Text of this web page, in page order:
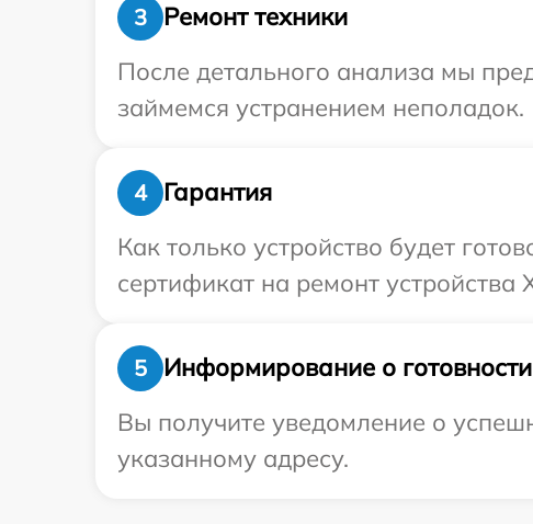
3
Ремонт техники
После детального анализа мы
займемся устранением неполадок.
4
Гарантия
Как только устройство будет
сертификат на ремонт устройства
5
Информирование о готовности
Вы получите уведомление о
указанному адресу.